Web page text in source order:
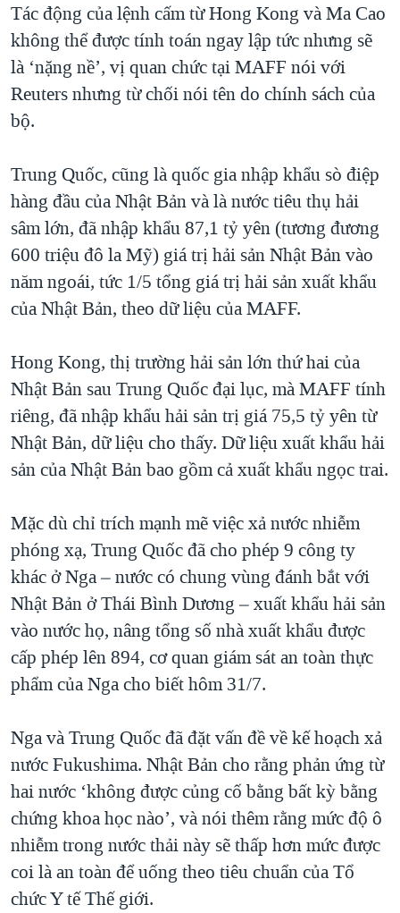
Tác động của lệnh cấm từ Hong Kong và Ma Cao
không thể được tính toán ngay lập tức nhưng sẽ
là ‘nặng nề’, vị quan chức tại MAFF nói với
Reuters nhưng từ chối nói tên do chính sách của
bộ.
Trung Quốc, cũng là quốc gia nhập khẩu sò điệp
hàng đầu của Nhật Bản và là nước tiêu thụ hải
sâm lớn, đã nhập khẩu 87,1 tỷ yên (tương đương
600 triệu đô la Mỹ) giá trị hải sản Nhật Bản vào
năm ngoái, tức 1/5 tổng giá trị hải sản xuất khẩu
của Nhật Bản, theo dữ liệu của MAFF.
Hong Kong, thị trường hải sản lớn thứ hai của
Nhật Bản sau Trung Quốc đại lục, mà MAFF tính
riêng, đã nhập khẩu hải sản trị giá 75,5 tỷ yên từ
Nhật Bản, dữ liệu cho thấy. Dữ liệu xuất khẩu hải
sản của Nhật Bản bao gồm cả xuất khẩu ngọc trai.
Mặc dù chỉ trích mạnh mẽ việc xả nước nhiễm
phóng xạ, Trung Quốc đã cho phép 9 công ty
khác ở Nga – nước có chung vùng đánh bắt với
Nhật Bản ở Thái Bình Dương – xuất khẩu hải sản
vào nước họ, nâng tổng số nhà xuất khẩu được
cấp phép lên 894, cơ quan giám sát an toàn thực
phẩm của Nga cho biết hôm 31/7.
Nga và Trung Quốc đã đặt vấn đề về kế hoạch xả
nước Fukushima. Nhật Bản cho rằng phản ứng từ
hai nước ‘không được củng cố bằng bất kỳ bằng
chứng khoa học nào’, và nói thêm rằng mức độ ô
nhiễm trong nước thải này sẽ thấp hơn mức được
coi là an toàn để uống theo tiêu chuẩn của Tổ
chức Y tế Thế giới.